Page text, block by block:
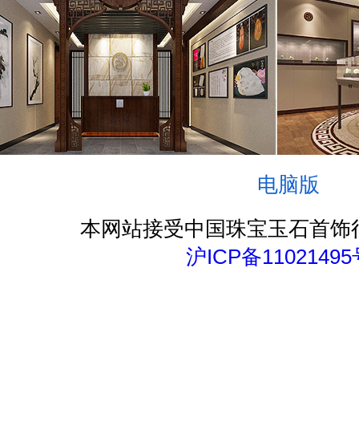
电脑版
本网站接受中国珠宝玉石首饰
沪ICP备11021495